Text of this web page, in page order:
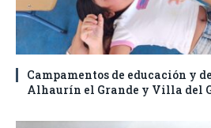
Campamentos de educación y
Alhaurín el Grande y Villa del